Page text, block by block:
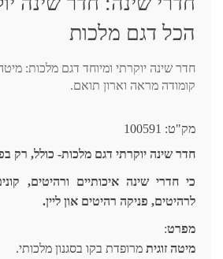
הכל דגם מלכות
חדר שינה יוקרתי ומיוחד דגם מלכות:
קומודה מראה וארון תואם.
מק"ט: 100591
חדר שינה יוקרתי דגם מלכות- כולל, רק
כי חדרי שינה איכותיים ורהיטים,
לרהיטים, פניקה רהיטים און ליין.
מפרט:
מיטה זוגית מרופדת בקו בסגנון מלכותי.